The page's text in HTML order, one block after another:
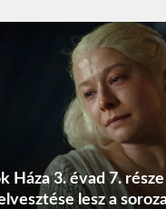
Háza 3. évad 7.
lesz a